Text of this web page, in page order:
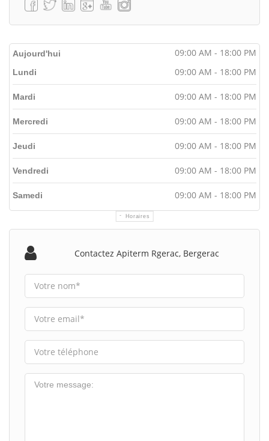
Aujourd'hui 09:00 AM - 18:00 PM
Horaires
Lundi 09:00 AM - 18:00 PM
Mardi 09:00 AM - 18:00 PM
Mercredi 09:00 AM - 18:00 PM
Jeudi 09:00 AM - 18:00 PM
Vendredi 09:00 AM - 18:00 PM
Samedi 09:00 AM - 18:00 PM
Contactez Apiterm Rgerac, Bergerac